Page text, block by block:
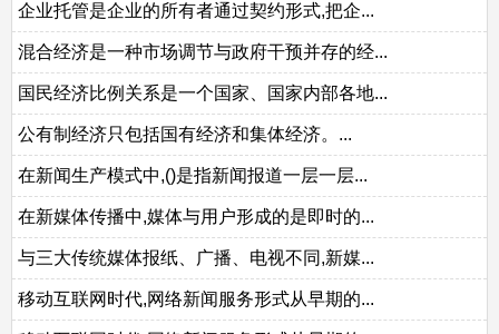
企业托管是企业的所有者通过契约形式,把企...
混合经济是一种市场调节与政府干预并存的经...
国民经济比例关系是一个国家、国家内部各地...
公有制经济只包括国有经济和集体经济。...
在新闻生产模式中,()是指新闻报道一层一层...
在新媒体传播中,媒体与用户形成的是即时的...
与三大传统媒体报纸、广播、电视不同,新媒...
移动互联网时代,网络新闻服务形式从早期的...